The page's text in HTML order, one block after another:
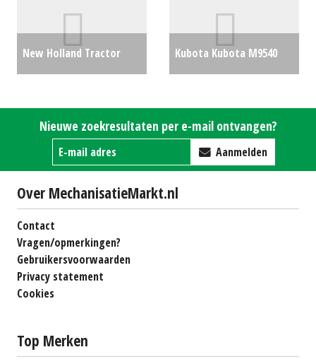
New Holland Tractor
Kubota Kubota M9540
Nieuwe zoekresultaten per e-mail ontvangen?
Aanmelden
Over MechanisatieMarkt.nl
Contact
Vragen/opmerkingen?
Gebruikersvoorwaarden
Privacy statement
Cookies
Top Merken